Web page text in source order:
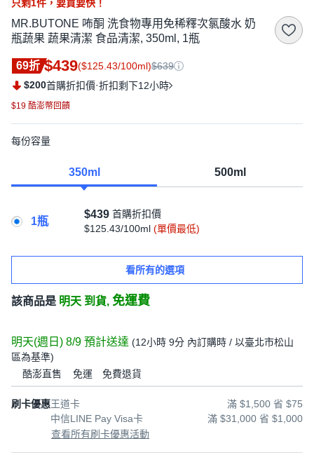
只剩1件， 要買要快！
MR.BUTONE 咘酮 洗食物專用免稀釋次氯酸水 奶
瓶蔬果 蔬果清潔 食品清潔, 350ml, 1瓶
69折 $439($125.43/100ml)$639
$200首購折扣價·折扣剩下12小時
$19 酷澎幣回饋
每份容量
350ml 500ml
1瓶
$439 首購折扣價
$125.43/100ml (單價最低)
看所有的選項
該商品是 明天 到貨, 免運費
明天(週日) 8/9 預計送達 (12小時 9分 內訂購時 / 以臺北市松山
區為基準)
酷澎直售 免運 免費退貨
刷卡優惠王道卡
滿 $1,500 省 $75
中信LINE Pay Visa卡
滿 $31,000 省 $1,000
查看所有刷卡優惠活動